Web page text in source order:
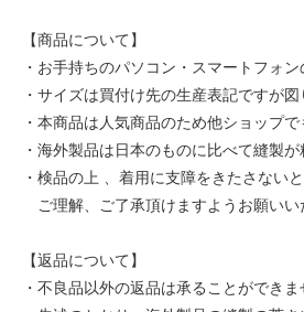
【商品について】
・お手持ちのパソコン・スマートフォ
・サイズは買付け先の生産表記ですが
・本商品は人気商品のため他ショップ
・海外製品は日本のものに比べて縫製
・検品の上 、着用に支障をきたさない
ご理解、ご了承頂けますようお願いい
【返品について】
・不良品以外の返品は承ることができ